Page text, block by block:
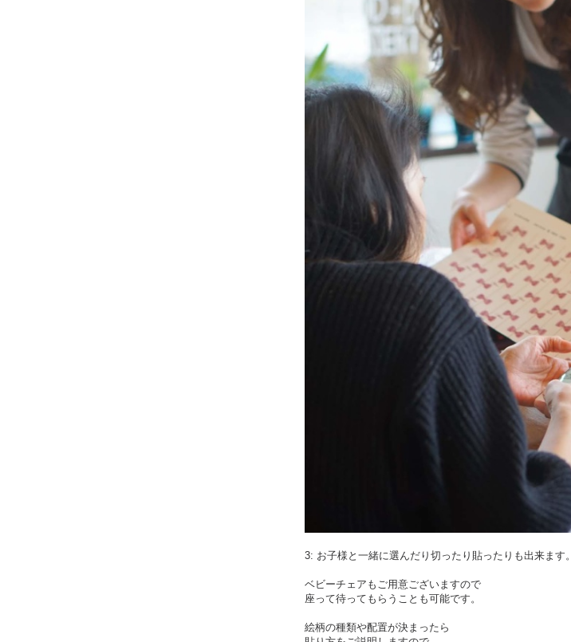
3: お子様と一緒に選んだり切ったり貼ったりも出来ます。
ベビーチェアもご用意ございますので
座って待ってもらうことも可能です。
絵柄の種類や配置が決まったら